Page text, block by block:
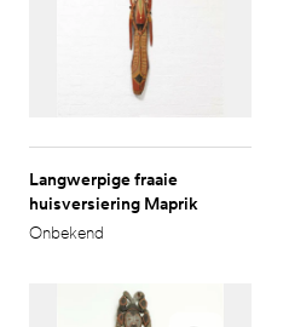
Langwerpige fraaie
huisversiering Maprik
Onbekend